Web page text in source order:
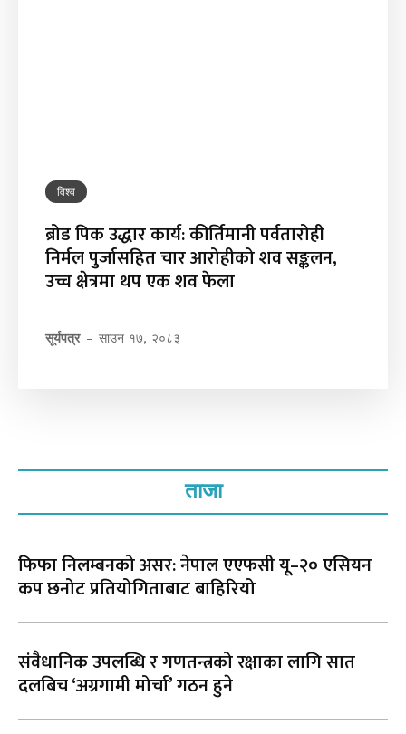
विश्व
ब्रोड पिक उद्धार कार्य: कीर्तिमानी पर्वतारोही
निर्मल पुर्जासहित चार आरोहीको शव सङ्कलन,
उच्च क्षेत्रमा थप एक शव फेला
सूर्यपत्र - साउन १७, २०८३
ताजा
फिफा निलम्बनको असर: नेपाल एएफसी यू–२० एसियन
कप छनोट प्रतियोगिताबाट बाहिरियो
संवैधानिक उपलब्धि र गणतन्त्रको रक्षाका लागि सात
दलबिच ‘अग्रगामी मोर्चा’ गठन हुने